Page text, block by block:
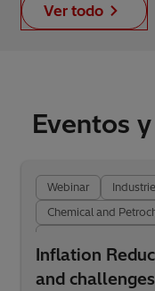
Ver todo
Eventos
Webinar
Chemical and
Hydrogen Energy
Inflation
and